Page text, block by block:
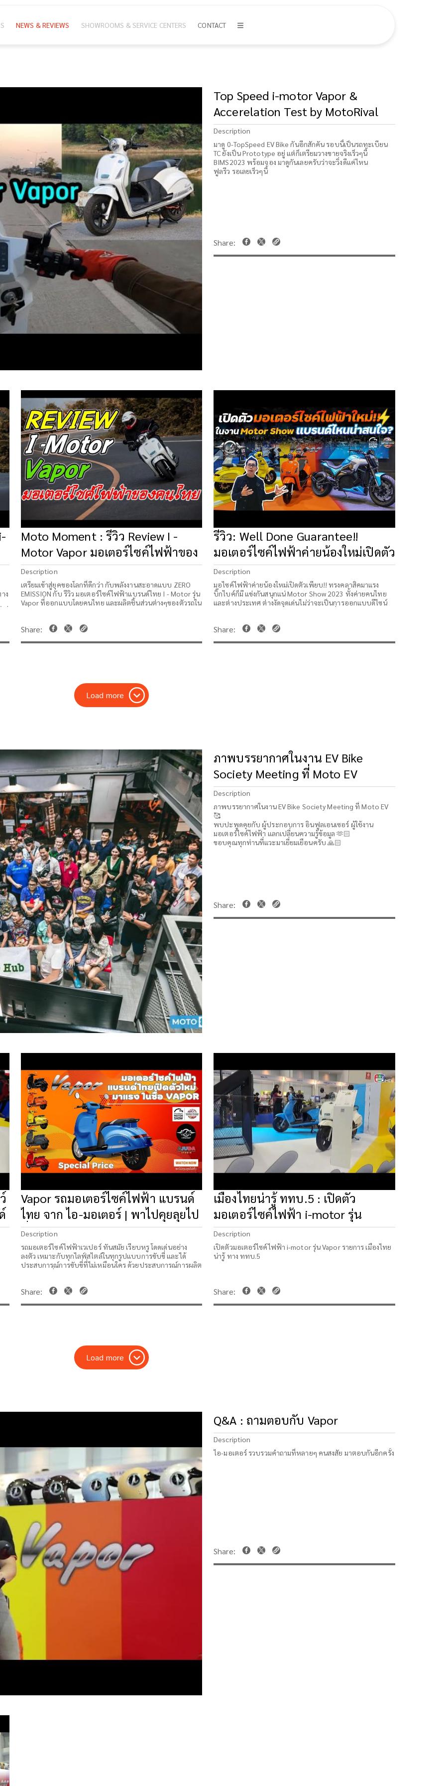
NEWS & REVIEWS SHOWROOMS & SERVICE CENTERS CONTACT
Top Speed i-motor Vapor &
Accerelation Test by MotoRival
Description
มาดู 0-TopSpeed EV Bike กันอีกสักคัน รอบนี้เป็นรถทะเบียน
TC ยังเป็น Prototype อยู่ แต่ก็เตรียมวางขายจริงเร็วๆนี้
BIMS2023 พร้อมจอง มาดูกันเลยครับว่าจะวิ่งดีแค่ไหน
ฟูลรีว รอเลยเร็วๆนี้
ง
Moto Moment : รีวิว Review I -
Motor Vapor มอเตอร์ไซค์ไฟฟ้าของ
คนไทย
Description
เตรียมเข้าสู่ยุคของโลกที่ดีกว่า กับพลังงานสะอาดแบบ ZERO
EMISSION กับ รีวิว มอเตอร์ไซค์ไฟฟ้าแบรนด์ไทย I - Motor รุ่น
Vapor ที่ออกแบบโดยคนไทย และผลิตชิ้นส่วนต่างๆของตัวรถใน
รีวิว: Well Done Guarantee!!
มอเตอร์ไซค์ไฟฟ้าค่ายน้องใหม่เปิดตัว
เพียบ
Description
มอไซค์ไฟฟ้าค่ายน้องใหม่เปิดตัวเพียบ!! ทรงคลาสิคมาแรง
บิ๊กไบค์ก็มี แข่งกันสนุกแน่ Motor Show 2023 ทั้งค่ายคนไทย
และต่างประเทศ ต่างงัดจุดเด่นไม่ว่าจะเป็นการออกแบบดีไซน์
ไฟฟ้าส่งคลาสสิคไฟฟ้าที่กำลังมาแรง แถมมีการเปิดตัวบิ๊กไบค์
Load more
ภาพบรรยากาศในงาน EV Bike
Society Meeting ที่ Moto EV
Description
ภาพบรรยากาศในงาน EV Bike Society Meeting ที่ Moto EV
🥰
พบปะพูดคุยกับ ผู้ประกอบการ อินฟูลเอนเซอร์ ผู้ใช้งาน
มอเตอร์ไซค์ไฟฟ้า แลกเปลี่ยนความรู้ข้อมูล 🫶🏻
ขอบคุณทุกท่านที่แวะมาเยี่ยมเยือนครับ 🙏🏻
Vapor รถมอเตอร์ไซค์ไฟฟ้า แบรนด์
ไทย จาก ไอ-มอเตอร์ | พาไปคุยลุยไป
ทั่ว
Description
รถมอเตอร์ไซค์ไฟฟ้าเวเปอร์ ทันสมัย เรียบหรู โดดเด่นอย่าง
ลงตัว เหมาะกับทุกไลฟ์สไตล์ในทุกรูปแบบการขับขี่ และได้
ประสบการณ์การขับขี่ที่ไม่เหมือนใคร ด้วยประสบการณ์การผลิต
ว่าปัจจุบันเป็นอย่างไรกันบ้าง หรือมีอะไรที่น่าสนใจต้องไปรับ
เมืองไทยน่ารู้ ททบ.5 : เปิดตัว
มอเตอร์ไซค์ไฟฟ้า i-motor รุ่น
Vapor
Description
เปิดตัวมอเตอร์ไซค์ไฟฟ้า i-motor รุ่น Vapor รายการ เมืองไทย
น่ารู้ ทาง ททบ.5
Load more
Q&A : ถามตอบกับ Vapor
Description
ไอ-มอเตอร์ รวบรวมคำถามที่หลายๆ คนสงสัย มาตอบกันอีกครั้ง